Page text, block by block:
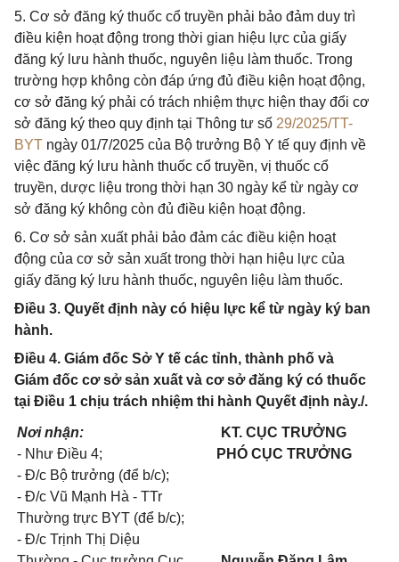
5. Cơ sở đăng ký thuốc cổ truyền phải bảo đảm duy trì
điều kiện hoạt động trong thời gian hiệu lực của giấy
đăng ký lưu hành thuốc, nguyên liệu làm thuốc. Trong
trường hợp không còn đáp ứng đủ điều kiện hoạt động,
cơ sở đăng ký phải có trách nhiệm thực hiện thay đổi cơ
sở đăng ký theo quy định tại Thông tư số 29/2025/TT-
BYT ngày 01/7/2025 của Bộ trưởng Bộ Y tế quy định về
việc đăng ký lưu hành thuốc cổ truyền, vị thuốc cổ
truyền, dược liệu trong thời hạn 30 ngày kể từ ngày cơ
sở đăng ký không còn đủ điều kiện hoạt động.
6. Cơ sở sản xuất phải bảo đảm các điều kiện hoạt
động của cơ sở sản xuất trong thời hạn hiệu lực của
giấy đăng ký lưu hành thuốc, nguyên liệu làm thuốc.
Điều 3. Quyết định này có hiệu lực kể từ ngày ký ban
hành.
Điều 4. Giám đốc Sở Y tế các tỉnh, thành phố và
Giám đốc cơ sở sản xuất và cơ sở đăng ký có thuốc
tại Điều 1 chịu trách nhiệm thi hành Quyết định này./.
Nơi nhận:
- Như Điều 4;
- Đ/c Bộ trưởng (để b/c);
- Đ/c Vũ Mạnh Hà - TTr
Thường trực BYT (để b/c);
- Đ/c Trịnh Thị Diệu
KT. CỤC TRƯỞNG
PHÓ CỤC TRƯỞNG